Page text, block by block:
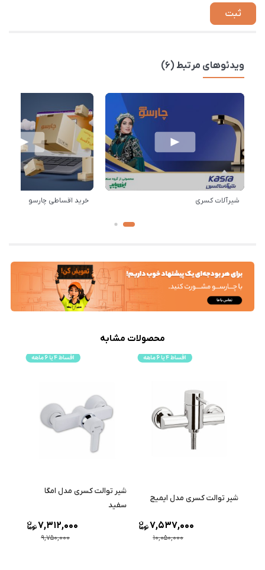
ویدئوهای مرتبط (6)
شیرآلات کسری خرید اقساطی چارسو
محصولات مشابه
شیر توالت کسری مدل ایمیج
10,050,000
7,537,000
شیر توالت کسری مدل امگا
سفید
9,750,000
7,312,000